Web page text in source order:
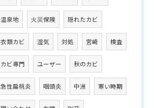
温泉地 火災保険 隠れたカビ
衣類カビ 湿気 対処 宮崎 検査
カビ専門 ユーザー 秋のカビ
急性扁桃炎 咽頭炎 中洲 寒い時期